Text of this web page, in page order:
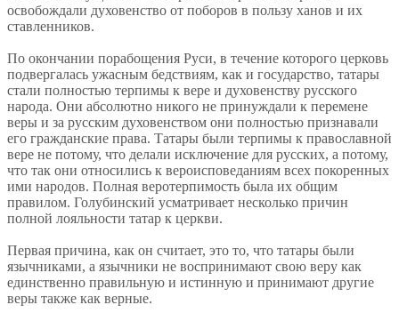
освобождали духовенство от поборов в пользу ханов и их
ставленников.
По окончании порабощения Руси, в течение которого церковь
подвергалась ужасным бедствиям, как и государство, татары
стали полностью терпимы к вере и духовенству русского
народа. Они абсолютно никого не принуждали к перемене
веры и за русским духовенством они полностью признавали
его гражданские права. Татары были терпимы к православной
вере не потому, что делали исключение для русских, а потому,
что так они относились к вероисповеданиям всех покоренных
ими народов. Полная веротерпимость была их общим
правилом. Голубинский усматривает несколько причин
полной лояльности татар к церкви.
Первая причина, как он считает, это то, что татары были
язычниками, а язычники не воспринимают свою веру как
единственно правильную и истинную и принимают другие
веры также как верные.